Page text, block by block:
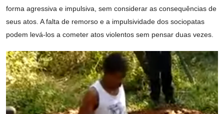
forma agressiva e impulsiva, sem considerar as consequências de
seus atos. A falta de remorso e a impulsividade dos sociopatas
podem levá-los a cometer atos violentos sem pensar duas vezes.